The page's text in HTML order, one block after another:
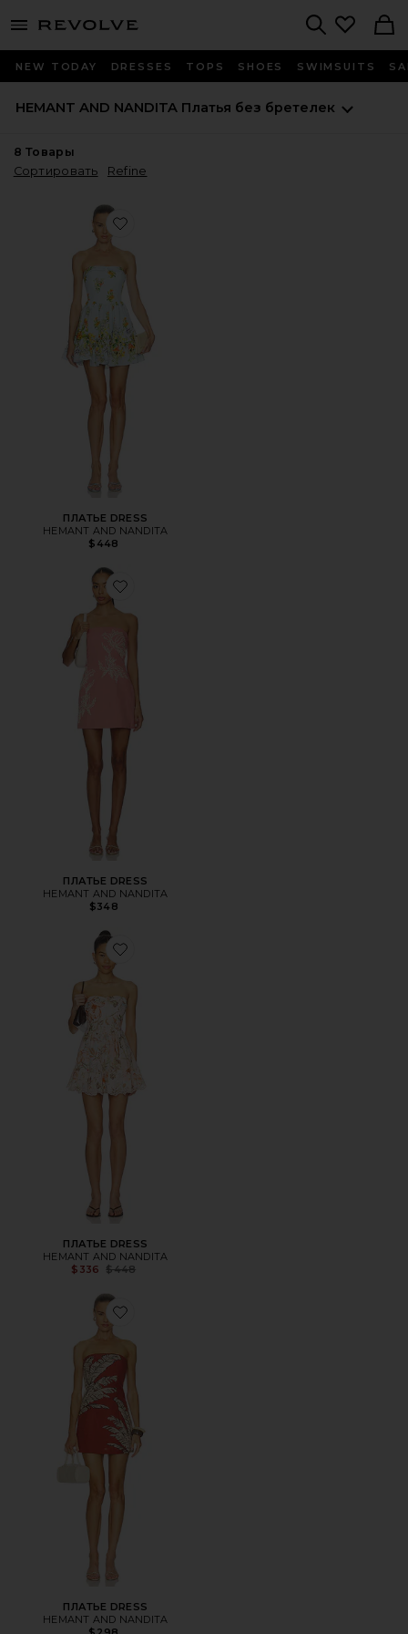
menu - shows more content
NEW TODAY DRESSES TOPS SHOES SWIMSUITS
HEMANT AND NANDITA Платья без бретелек
8 Товары
Сортировать
Refine
Favorite ПЛАТЬЕ DRESS
ПЛАТЬЕ DRESS
HEMANT AND NANDITA
$448
Favorite ПЛАТЬЕ DRESS
ПЛАТЬЕ DRESS
HEMANT AND NANDITA
$348
Favorite ПЛАТЬЕ DRESS
ПЛАТЬЕ DRESS
HEMANT AND NANDITA
$336
Previous price:
$448
Favorite ПЛАТЬЕ DRESS
ПЛАТЬЕ DRESS
HEMANT AND NANDITA